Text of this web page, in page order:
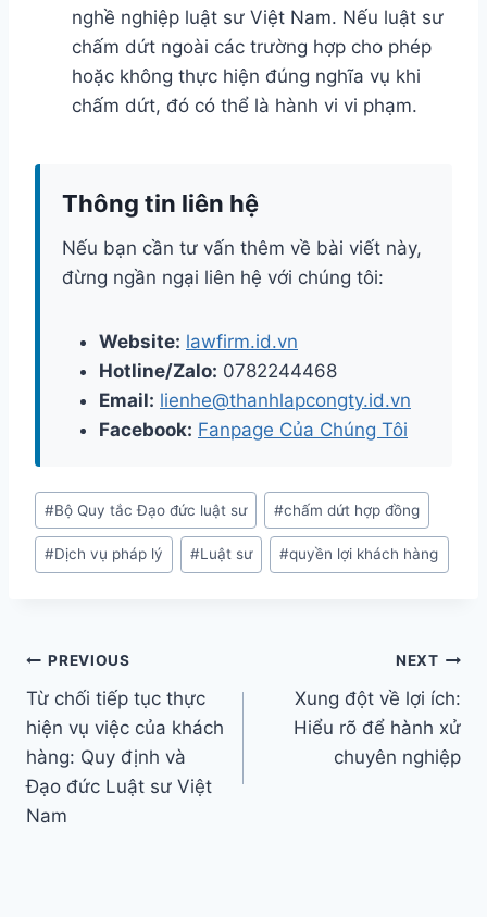
nghề nghiệp luật sư Việt Nam. Nếu luật sư
chấm dứt ngoài các trường hợp cho phép
hoặc không thực hiện đúng nghĩa vụ khi
chấm dứt, đó có thể là hành vi vi phạm.
Thông tin liên hệ
Nếu bạn cần tư vấn thêm về bài viết này,
đừng ngần ngại liên hệ với chúng tôi:
Website: lawfirm.id.vn
Hotline/Zalo: 0782244468
Email: lienhe@thanhlapcongty.id.vn
Facebook: Fanpage Của Chúng Tôi
Post
Tags:
#Bộ Quy tắc Đạo đức luật sư #chấm dứt hợp đồng
#Dịch vụ pháp lý #Luật sư #quyền lợi khách hàng
Điều
hướng
bài
viết
PREVIOUS
Từ chối tiếp tục thực
hiện vụ việc của khách
hàng: Quy định và
Đạo đức Luật sư Việt
Nam
NEXT
Xung đột về lợi ích:
Hiểu rõ để hành xử
chuyên nghiệp